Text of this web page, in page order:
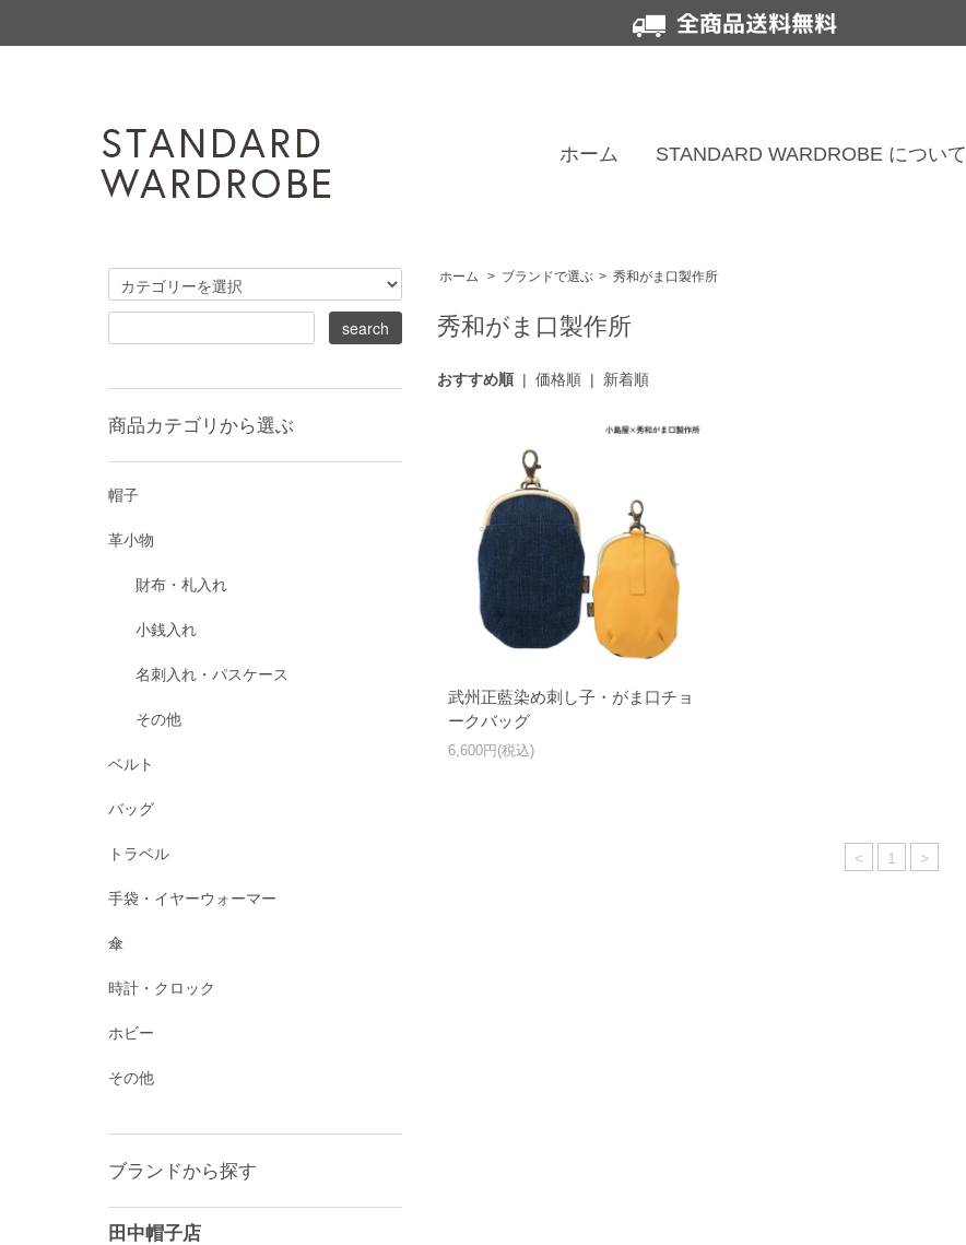
全商品送料無料
ホーム STANDARD WARDROBE について
ホーム > ブランドで選ぶ > 秀和がま口製作所
秀和がま口製作所
おすすめ順| 価格順| 新着順
武州正藍染め刺し子・がま口チョ
ークバッグ
6,600円(税込)
< 1 >
商品カテゴリから選ぶ
帽子
革小物
財布・札入れ
小銭入れ
名刺入れ・パスケース
その他
ベルト
バッグ
トラベル
手袋・イヤーウォーマー
傘
時計・クロック
ホビー
その他
ブランドから探す
田中帽子店